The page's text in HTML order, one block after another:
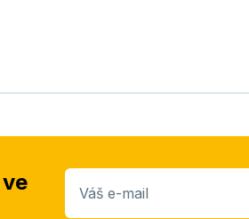
Váš e-mail